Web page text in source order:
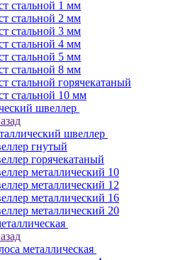
стальной 1 мм
стальной 2 мм
стальной 3 мм
стальной 4 мм
стальной 5 мм
стальной 8 мм
стальной горячекатаный
стальной 10 мм
швеллер
швеллер
гнутый
горячекатаный
металлический 10
металлический 12
металлический 16
металлический 20
металлическая